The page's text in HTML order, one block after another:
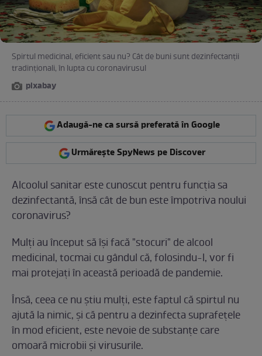
Spirtul medicinal, eficient sau nu? Cât de buni sunt dezinfectanții
tradinționali, în lupta cu coronavirusul
pixabay
Adaugă-ne ca sursă preferată în Google
Urmărește SpyNews pe Discover
Alcoolul sanitar este cunoscut pentru funcția sa
dezinfectantă, însă cât de bun este împotriva noului
coronavirus?
Mulți au început să își facă "stocuri" de alcool
medicinal, tocmai cu gândul că, folosindu-l, vor fi
mai protejați în această perioadă de pandemie.
Însă, ceea ce nu știu mulți, este faptul că spirtul nu
ajută la nimic, și că pentru a dezinfecta suprafețele
în mod eficient, este nevoie de substanțe care
omoară microbii și virusurile.